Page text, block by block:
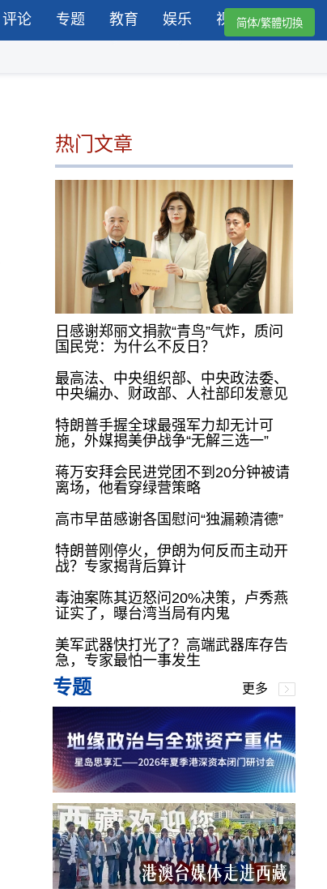
评论 专题 教育 娱乐 视频简体/繁體切換
热门文章
日感谢郑丽文捐款“青鸟”气炸，质问
国民党：为什么不反日？
最高法、中央组织部、中央政法委、
中央编办、财政部、人社部印发意见
特朗普手握全球最强军力却无计可
施，外媒揭美伊战争“无解三选一”
蒋万安拜会民进党团不到20分钟被请
离场，他看穿绿营策略
高市早苗感谢各国慰问“独漏赖清德”
特朗普刚停火，伊朗为何反而主动开
战？专家揭背后算计
毒油案陈其迈怒问20%决策，卢秀燕
证实了，曝台湾当局有内鬼
美军武器快打光了？高端武器库存告
急，专家最怕一事发生
专题 更多